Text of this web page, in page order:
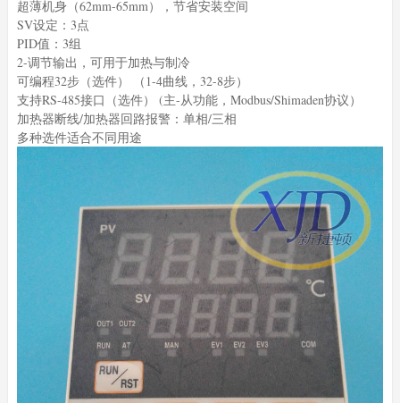
超薄机身（62mm-65mm），节省安装空间
SV设定：3点
PID值：3组
2-调节输出，可用于加热与制冷
可编程32步（选件） （1-4曲线，32-8步）
支持RS-485接口（选件） (主-从功能，Modbus/Shimaden协议）
加热器断线/加热器回路报警：单相/三相
多种选件适合不同用途